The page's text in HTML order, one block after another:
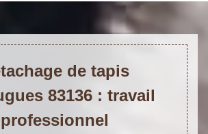
de tapis
83136 : travail
professionnel